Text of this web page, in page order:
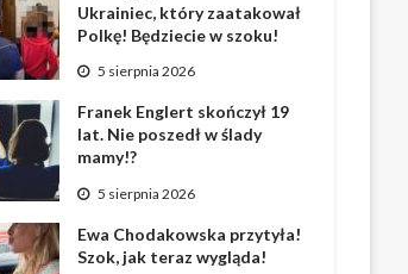
Ukrainiec, który zaatakował
Polkę! Będziecie w szoku!
5 sierpnia 2026
Franek Englert skończył 19
lat. Nie poszedł w ślady
mamy!?
5 sierpnia 2026
Ewa Chodakowska przytyła!
Szok, jak teraz wygląda!